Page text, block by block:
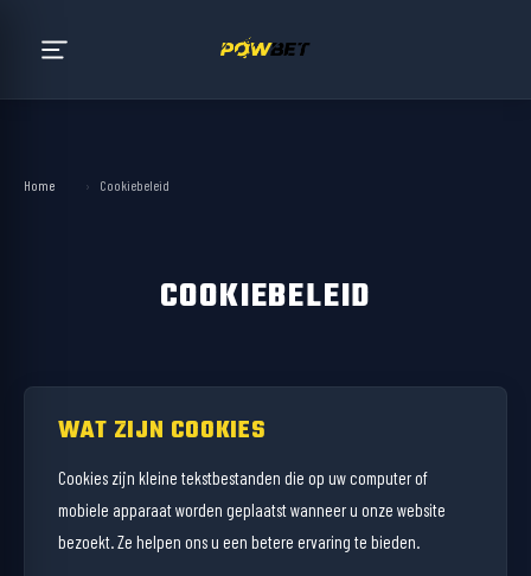
Home › Cookiebeleid
COOKIEBELEID
WAT ZIJN COOKIES
Cookies zijn kleine tekstbestanden die op uw computer of
mobiele apparaat worden geplaatst wanneer u onze website
bezoekt. Ze helpen ons u een betere ervaring te bieden.